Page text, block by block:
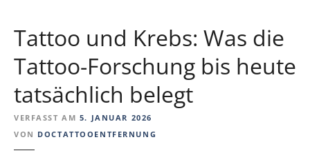
n
e
r
e
b
s
Tattoo und Krebs: Was die
Tattoo-Forschung bis heute
tatsächlich belegt
VERFASST AM 5. JANUAR 2026
VON DOCTATTOOENTFERNUNG